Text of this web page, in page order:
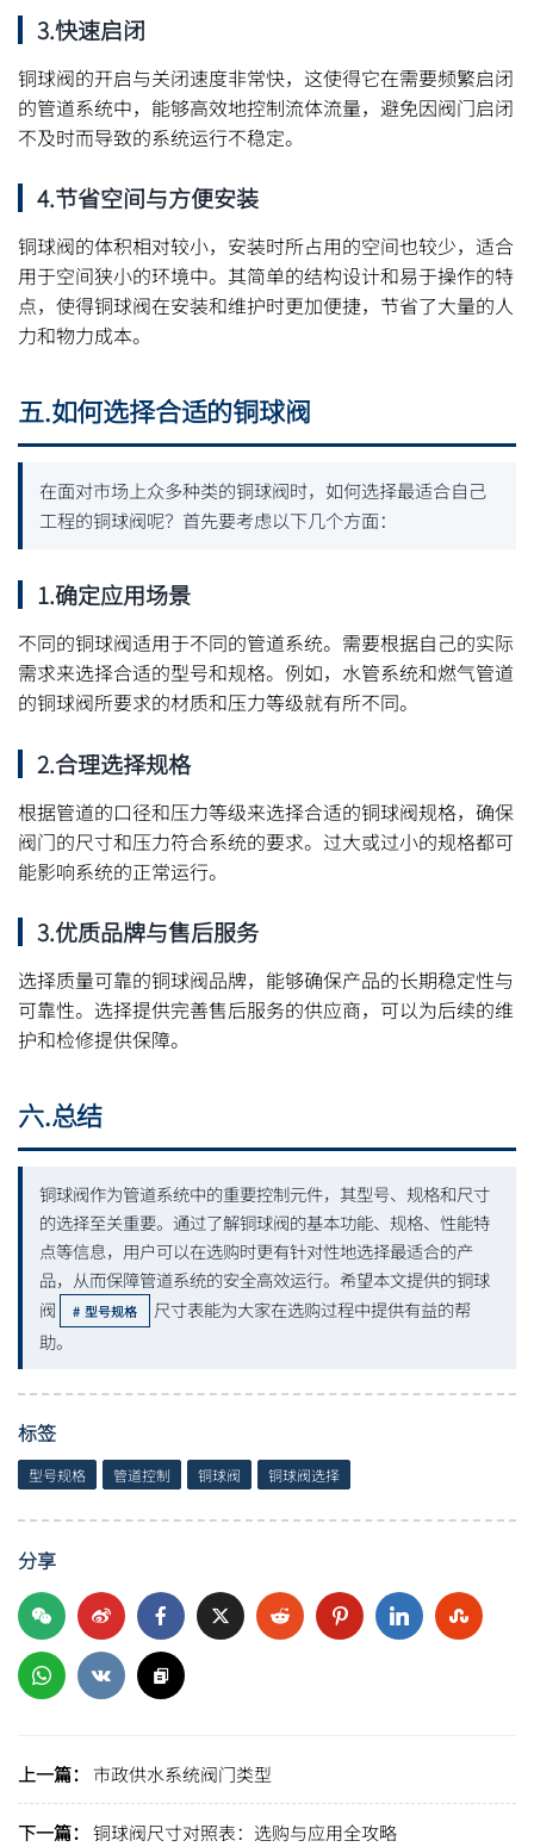
3.快速启闭
铜球阀的开启与关闭速度非常快，这使得它在需要频繁启闭
的管道系统中，能够高效地控制流体流量，避免因阀门启闭
不及时而导致的系统运行不稳定。
4.节省空间与方便安装
铜球阀的体积相对较小，安装时所占用的空间也较少，适合
用于空间狭小的环境中。其简单的结构设计和易于操作的特
点，使得铜球阀在安装和维护时更加便捷，节省了大量的人
力和物力成本。
五.如何选择合适的铜球阀
在面对市场上众多种类的铜球阀时，如何选择最适合自己
工程的铜球阀呢？首先要考虑以下几个方面：
1.确定应用场景
不同的铜球阀适用于不同的管道系统。需要根据自己的实际
需求来选择合适的型号和规格。例如，水管系统和燃气管道
的铜球阀所要求的材质和压力等级就有所不同。
2.合理选择规格
根据管道的口径和压力等级来选择合适的铜球阀规格，确保
阀门的尺寸和压力符合系统的要求。过大或过小的规格都可
能影响系统的正常运行。
3.优质品牌与售后服务
选择质量可靠的铜球阀品牌，能够确保产品的长期稳定性与
可靠性。选择提供完善售后服务的供应商，可以为后续的维
护和检修提供保障。
六.总结
铜球阀作为管道系统中的重要控制元件，其型号、规格和尺寸
的选择至关重要。通过了解铜球阀的基本功能、规格、性能特
点等信息，用户可以在选购时更有针对性地选择最适合的产
品，从而保障管道系统的安全高效运行。希望本文提供的铜球
阀
型号规格
尺寸表能为大家在选购过程中提供有益的帮
助。
标签
型号规格 管道控制 铜球阀 铜球阀选择
分享
上一篇： 市政供水系统阀门类型
下一篇： 铜球阀尺寸对照表：选购与应用全攻略